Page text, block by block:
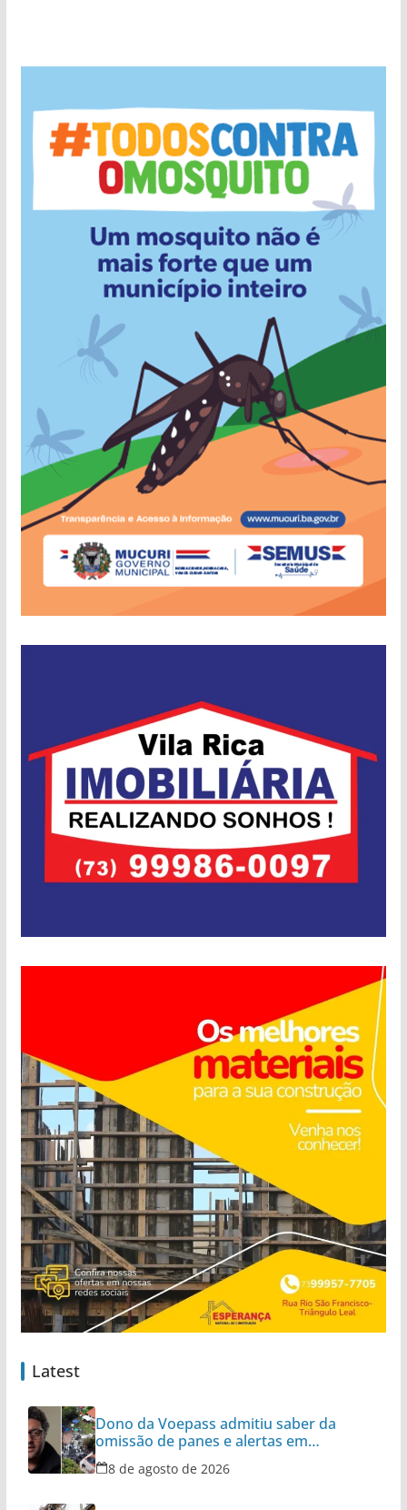
Latest
Dono da Voepass admitiu saber da
omissão de panes e alertas em
aeronaves
8 de agosto de 2026